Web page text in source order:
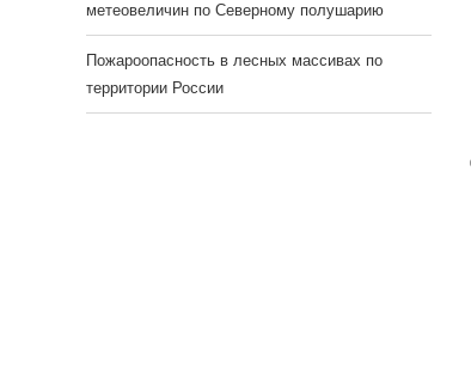
метеовеличин по Северному полушарию
Пожароопасность в лесных массивах по
территории России